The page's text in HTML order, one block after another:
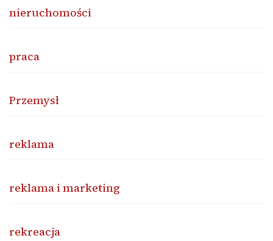
nieruchomości
praca
Przemysł
reklama
reklama i marketing
rekreacja